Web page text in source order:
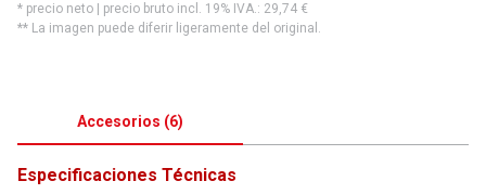
* precio neto | precio bruto incl. 19% IVA.: 29,74 €
** La imagen puede diferir ligeramente del original.
Accesorios (6)
Especificaciones Técnicas